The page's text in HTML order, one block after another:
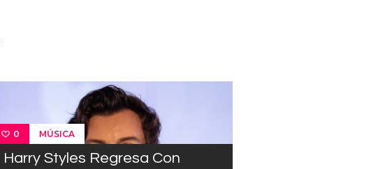
0 MÚSICA
Harry Styles Regresa Con